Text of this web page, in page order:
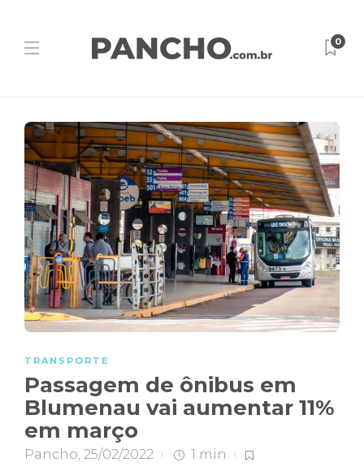
0
TRANSPORTE
Passagem de ônibus em
Blumenau vai aumentar 11%
em março
Pancho 25/02/2022 1 min